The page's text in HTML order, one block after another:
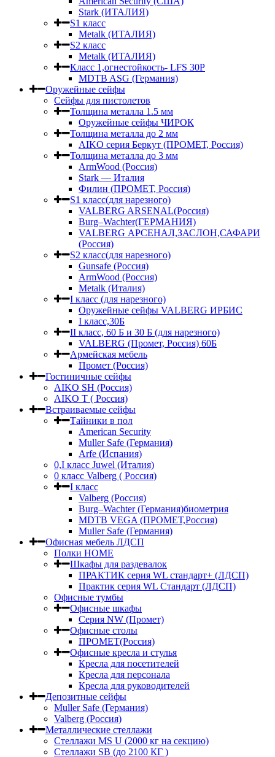
Stark (ИТАЛИЯ)
S1 класс
Metalk (ИТАЛИЯ)
S2 класс
Metalk (ИТАЛИЯ)
Класс 1,огнестойкость- LFS 30P
MDTB ASG (Германия)
Оружейные сейфы
Сейфы для пистолетов
Толщина металла 1.5 мм
Оружейные сейфы ЧИРОК
Толщина металла до 2 мм
AIKO серия Беркут (ПРОМЕТ, Россия)
Толщина металла до 3 мм
ArmWood (Россия)
Stark — Италия
Филин (ПРОМЕТ, Россия)
S1 класс(для нарезного)
VALBERG ARSENAL(Россия)
Burg–Wachter(ГЕРМАНИЯ)
VALBERG АРСЕНАЛ,ЗАСЛОН,САФАРИ
(Россия)
S2 класс(для нарезного)
Gunsafe (Россия)
ArmWood (Россия)
Metalk (Италия)
I класс (для нарезного)
Оружейные сейфы VALBERG ИРБИС
I класс,30Б
II класс, 60 Б и 30 Б (для нарезного)
VALBERG (Промет, Россия) 60Б
Армейская мебель
Промет (Россия)
Гостиничные сейфы
AIKO SH (Россия)
AIKO Т ( Россия)
Встраиваемые сейфы
Тайники в пол
American Security
Muller Safe (Германия)
Arfe (Испания)
0,I класс Juwel (Италия)
0 класс Valberg ( Россия)
I класс
Valberg (Россия)
Burg–Wachter (Германия)биометрия
MDTB VEGA (ПРОМЕТ,Россия)
Muller Safe (Германия)
Офисная мебель ЛДСП
Полки HOME
Шкафы для раздевалок
ПРАКТИК серия WL стандарт+ (ЛДСП)
Практик серия WL Стандарт (ЛДСП)
Офисные тумбы
Офисные шкафы
Серия NW (Промет)
Офисные столы
ПРОМЕТ(Россия)
Офисные кресла и стулья
Кресла для посетителей
Кресла для персонала
Кресла для руководителей
Депозитные сейфы
Muller Safe (Германия)
Valberg (Россия)
Металлические стеллажи
Стеллажи MS U (2000 кг на секцию)
Стеллажи SB (до 2100 КГ )